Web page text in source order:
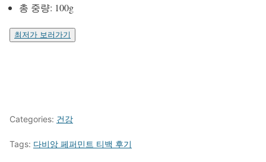
총 중량: 100g
최저가 보러가기
Categories: 건강
Tags: 다비앙 페퍼민트 티백 후기